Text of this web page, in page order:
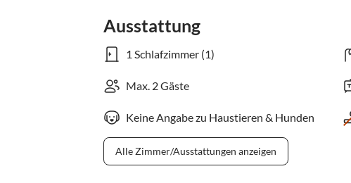
Ausstattung
1 Schlafzimmer (1)
Max. 2 Gäste
Keine Angabe zu Haustieren & Hunden
Alle Zimmer/Ausstattungen anzeigen